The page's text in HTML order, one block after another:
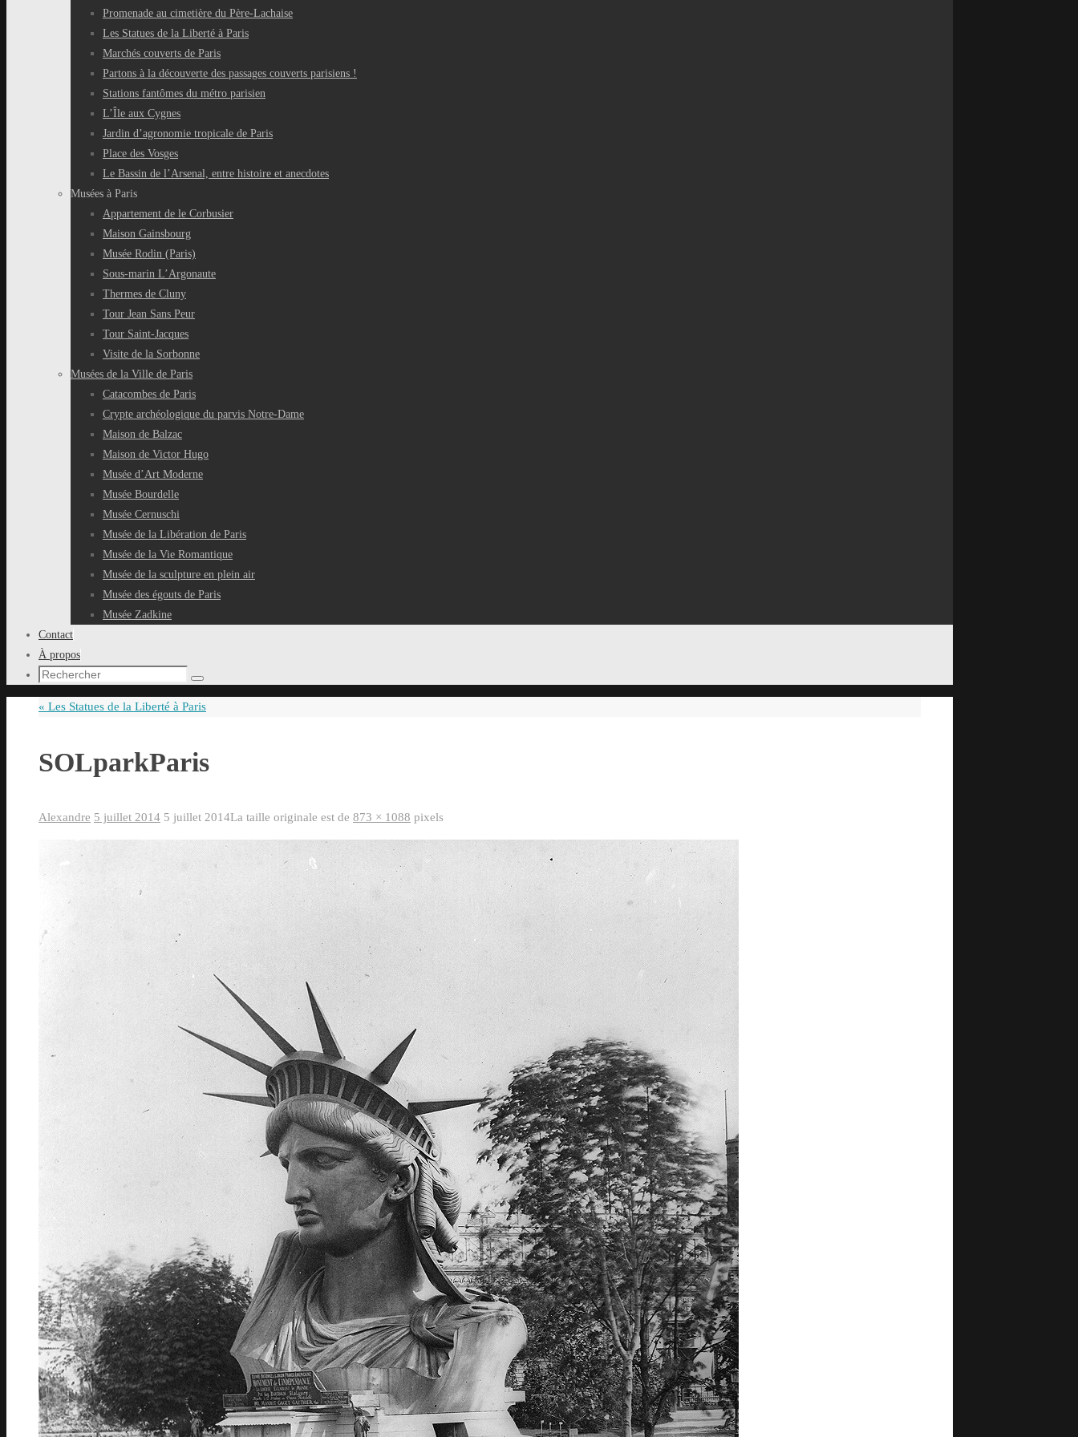
Promenade au cimetière du Père-Lachaise
Les Statues de la Liberté à Paris
Marchés couverts de Paris
Partons à la découverte des passages couverts parisiens !
Stations fantômes du métro parisien
L’Île aux Cygnes
Jardin d’agronomie tropicale de Paris
Place des Vosges
Le Bassin de l’Arsenal, entre histoire et anecdotes
Musées à Paris
Appartement de le Corbusier
Maison Gainsbourg
Musée Rodin (Paris)
Sous-marin L’Argonaute
Thermes de Cluny
Tour Jean Sans Peur
Tour Saint-Jacques
Visite de la Sorbonne
Musées de la Ville de Paris
Catacombes de Paris
Crypte archéologique du parvis Notre-Dame
Maison de Balzac
Maison de Victor Hugo
Musée d’Art Moderne
Musée Bourdelle
Musée Cernuschi
Musée de la Libération de Paris
Musée de la Vie Romantique
Musée de la sculpture en plein air
Musée des égouts de Paris
Musée Zadkine
Contact
À propos
Recherche
:
Rechercher
« Les Statues de la Liberté à Paris
SOLparkParis
Alexandre 5 juillet 2014 5 juillet 2014La taille originale est de 873 × 1088 pixels